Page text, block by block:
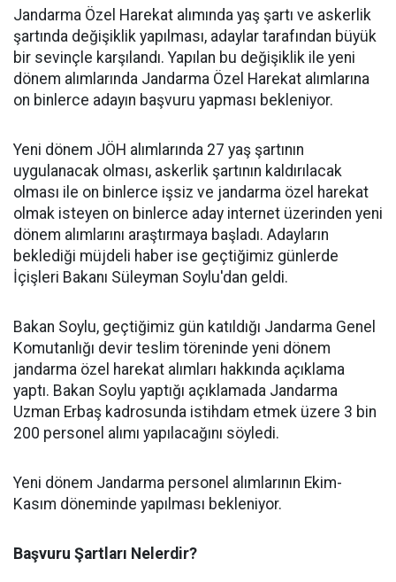
Jandarma Özel Harekat alımında yaş şartı ve askerlik
şartında değişiklik yapılması, adaylar tarafından büyük
bir sevinçle karşılandı. Yapılan bu değişiklik ile yeni
dönem alımlarında Jandarma Özel Harekat alımlarına
on binlerce adayın başvuru yapması bekleniyor.
Yeni dönem JÖH alımlarında 27 yaş şartının
uygulanacak olması, askerlik şartının kaldırılacak
olması ile on binlerce işsiz ve jandarma özel harekat
olmak isteyen on binlerce aday internet üzerinden yeni
dönem alımlarını araştırmaya başladı. Adayların
beklediği müjdeli haber ise geçtiğimiz günlerde
İçişleri Bakanı Süleyman Soylu'dan geldi.
Bakan Soylu, geçtiğimiz gün katıldığı Jandarma Genel
Komutanlığı devir teslim töreninde yeni dönem
jandarma özel harekat alımları hakkında açıklama
yaptı. Bakan Soylu yaptığı açıklamada Jandarma
Uzman Erbaş kadrosunda istihdam etmek üzere 3 bin
200 personel alımı yapılacağını söyledi.
Yeni dönem Jandarma personel alımlarının Ekim-
Kasım döneminde yapılması bekleniyor.
Başvuru Şartları Nelerdir?